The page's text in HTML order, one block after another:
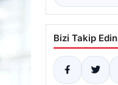
Bizi Takip Edin